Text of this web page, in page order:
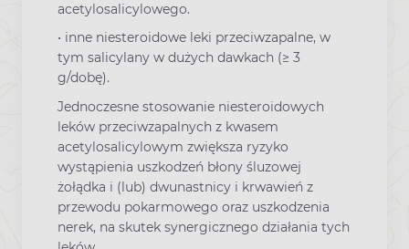
acetylosalicylowego.
• inne niesteroidowe leki przeciwzapalne, w
tym salicylany w dużych dawkach (≥ 3
g/dobę).
Jednoczesne stosowanie niesteroidowych
leków przeciwzapalnych z kwasem
acetylosalicylowym zwiększa ryzyko
wystąpienia uszkodzeń błony śluzowej
żołądka i (lub) dwunastnicy i krwawień z
przewodu pokarmowego oraz uszkodzenia
nerek, na skutek synergicznego działania tych